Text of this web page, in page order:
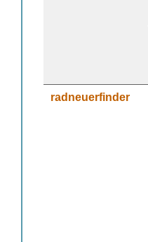
radneuerfinder